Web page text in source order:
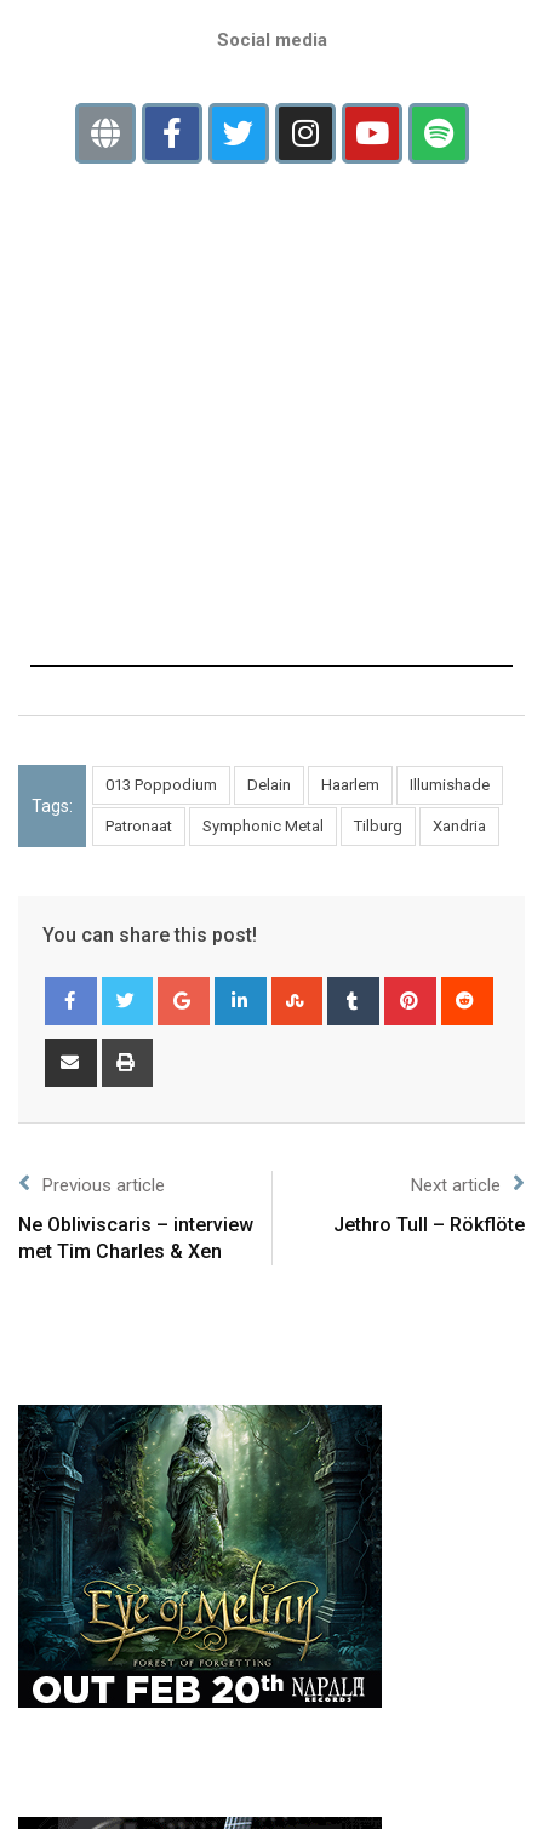
Social media
Tags:
013 Poppodium Delain Haarlem Illumishade
Patronaat Symphonic Metal Tilburg Xandria
You can share this post!
Previous article
Ne Obliviscaris – interview
met Tim Charles & Xen
Next article
Jethro Tull – Rökflöte